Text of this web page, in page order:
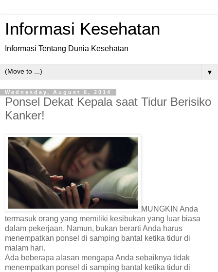
Informasi Kesehatan
Informasi Tentang Dunia Kesehatan
▼
Wednesday, August 6, 2014
Ponsel Dekat Kepala saat Tidur Berisiko
Kanker!
MUNGKIN Anda
termasuk orang yang memiliki kesibukan yang luar biasa
dalam pekerjaan. Namun, bukan berarti Anda harus
menempatkan ponsel di samping bantal ketika tidur di
malam hari.
Ada beberapa alasan mengapa Anda sebaiknya tidak
menempatkan ponsel di samping bantal ketika tidur di